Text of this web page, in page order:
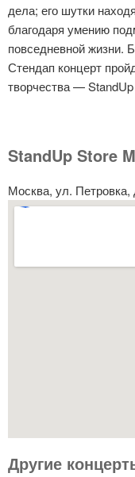
дела; его шутки
благодаря умению
повседневной жизни.
Стендап концерт
творчества —
StandUp Store
Москва, ул. Петровка,
Другие